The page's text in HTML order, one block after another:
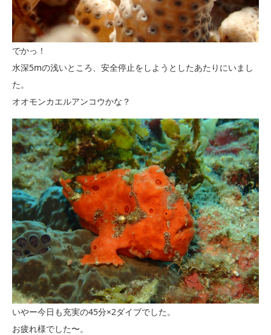
でかっ！
水深5mの浅いところ、安全停止をしようとしたあたりにいまし
た。
オオモンカエルアンコウかな？
いやー今日も充実の45分×2ダイブでした。
お疲れ様でした〜。